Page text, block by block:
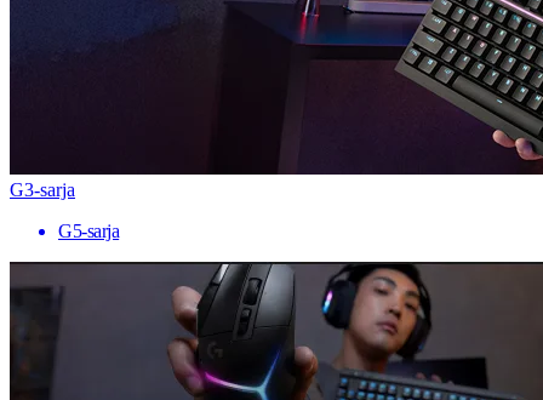
G3-sarja
G5-sarja